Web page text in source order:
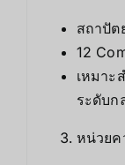
สถาปัต
12
เหมาะ
ระดับก
หน่วยค